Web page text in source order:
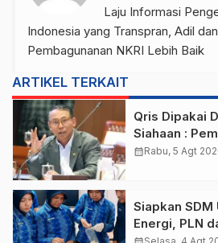
Laju Informasi
Indonesia yang Transpran, Adil
Pembagunanan NKRI Lebih Baik
ARTIKEL TERKAIT
Qris Dipakai
Siahaan :
Putuskan
calendar_monthRabu, 5 Agt
Siapkan
Energi, PLN